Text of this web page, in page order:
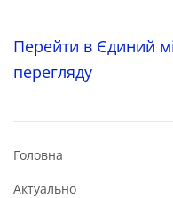
Перейти в Єдиний
перегляду
Головна
Актуально